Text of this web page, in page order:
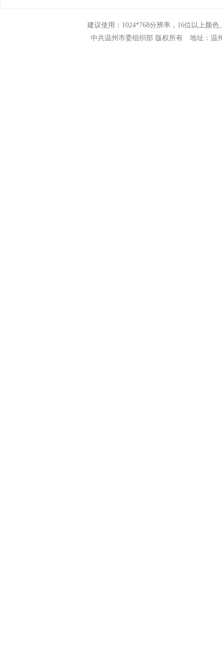
建议使用：1024*768分辨率，16位以上颜
中共温州市委组织部 版权所有 地址：温